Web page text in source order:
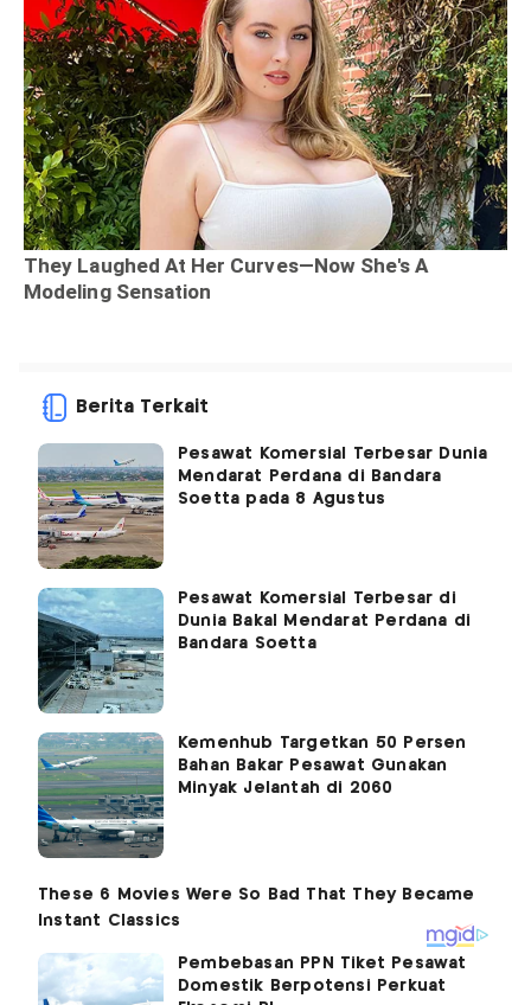
Berita Terkait
Pesawat Komersial Terbesar Dunia
Mendarat Perdana di Bandara
Soetta pada 8 Agustus
Pesawat Komersial Terbesar di
Dunia Bakal Mendarat Perdana di
Bandara Soetta
Kemenhub Targetkan 50 Persen
Bahan Bakar Pesawat Gunakan
Minyak Jelantah di 2060
Pembebasan PPN Tiket Pesawat
Domestik Berpotensi Perkuat